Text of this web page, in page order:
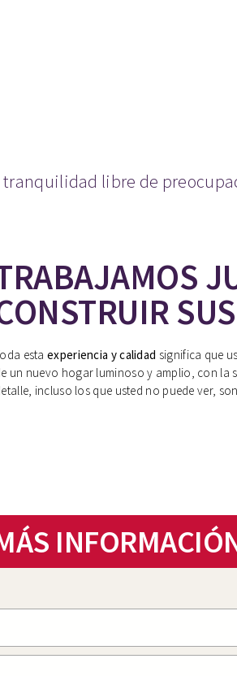
tranquilidad libre de
estaexperiencia y calidad significa que
un nuevo hogar luminoso y amplio, con la
incluso los que usted no puede ver,